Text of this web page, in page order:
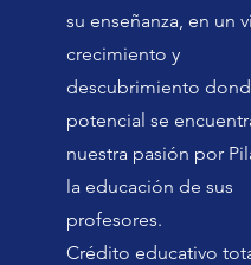
su enseñanza, en un
crecimiento y
descubrimiento
potencial se
nuestra pasión por
la educación de sus
profesores.
Crédito educativo